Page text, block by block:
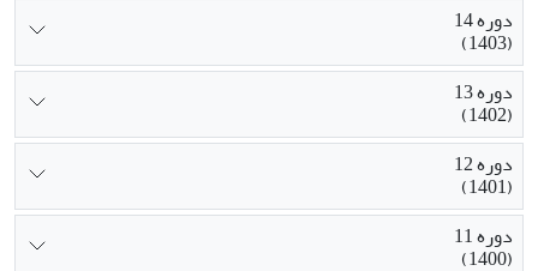
دوره 14
(1403)
دوره 13
(1402)
دوره 12
(1401)
دوره 11
(1400)